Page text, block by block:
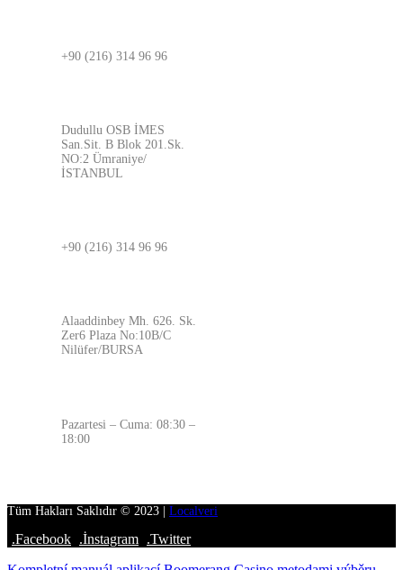
+90 (216) 314 96 96
Dudullu OSB İMES
San.Sit. B Blok 201.Sk.
NO:2 Ümraniye/
İSTANBUL
+90 (216) 314 96 96
Alaaddinbey Mh. 626. Sk.
Zer6 Plaza No:10B/C
Nilüfer/BURSA
Pazartesi – Cuma: 08:30 –
18:00
Tüm Hakları Saklıdır © 2023 | Localveri
.Facebook .İnstagram .Twitter